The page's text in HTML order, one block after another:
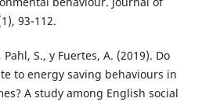
93-112.
Pahl, S., y Fuertes, A. (2019). Do
to energy saving behaviours in
A study among English social